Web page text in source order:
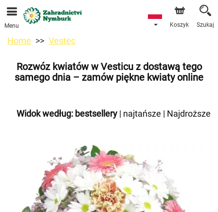
Przyjmujemy zamówienia za pośrednictwem naszego
sklepu internetowego. Najbliższy możliwy termin dostawy
to 11.08.2026 z powodu urlopu.
Menu Koszyk Szukaj
Home Vestec
Rozwóz kwiatów w Vesticu z dostawą tego
samego dnia – zamów piękne kwiaty online
Widok według: bestsellery | najtańsze | Najdroższe